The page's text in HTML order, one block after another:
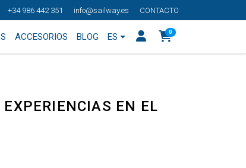
+34 986 442 351 info@sailway.es CONTACTO
ACCESORIOS BLOG ES 0
EN EL